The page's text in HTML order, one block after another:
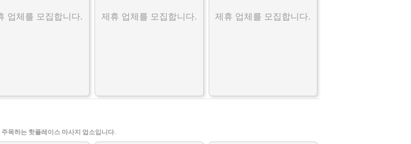
업체를 모집합니다. 제휴 업체를 모집합니다. 제휴 업체를 모집합니다.
목하는 핫플레이스 마사지 업소입니다.